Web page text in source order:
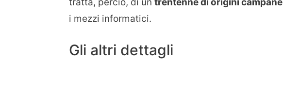
i mezzi informatici.
Gli altri dettagli